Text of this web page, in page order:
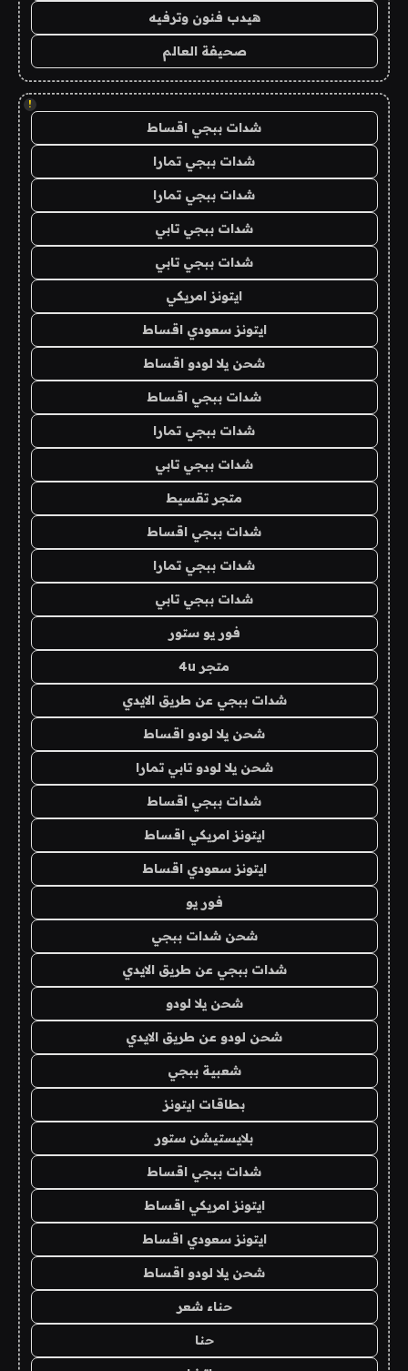
هيدب فنون وترفيه
صحيفة العالم
!
شدات ببجي اقساط
شدات ببجي تمارا
شدات ببجي تمارا
شدات ببجي تابي
شدات ببجي تابي
ايتونز امريكي
ايتونز سعودي اقساط
شحن يلا لودو اقساط
شدات ببجي اقساط
شدات ببجي تمارا
شدات ببجي تابي
متجر تقسيط
شدات ببجي اقساط
شدات ببجي تمارا
شدات ببجي تابي
فور يو ستور
متجر 4u
شدات ببجي عن طريق الايدي
شحن يلا لودو اقساط
شحن يلا لودو تابي تمارا
شدات ببجي اقساط
ايتونز امريكي اقساط
ايتونز سعودي اقساط
فور يو
شحن شدات ببجي
شدات ببجي عن طريق الايدي
شحن يلا لودو
شحن لودو عن طريق الايدي
شعبية ببجي
بطاقات ايتونز
بلايستيشن ستور
شدات ببجي اقساط
ايتونز امريكي اقساط
ايتونز سعودي اقساط
شحن يلا لودو اقساط
حناء شعر
حنا